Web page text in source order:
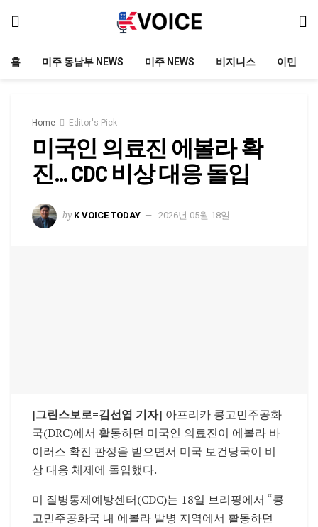
홈 미주 동남부 NEWS 미주 NEWS 비지니스 이민
Home Editor's Pick
미국인 의료진 에볼라 확
진… CDC 비상 대응 돌입
by K VOICE TODAY 2026년 05월 18일
[그린스보로=김선엽 기자] 아프리카 콩고민주공화
국(DRC)에서 활동하던 미국인 의료진이 에볼라 바
이러스 확진 판정을 받으면서 미국 보건당국이 비
상 대응 체제에 돌입했다.
미 질병통제예방센터(CDC)는 18일 브리핑에서 “콩
고민주공화국 내 에볼라 발병 지역에서 활동하던